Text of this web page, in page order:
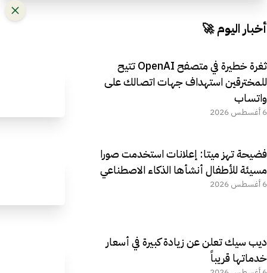
أخبار اليوم 🚀
ثغرة خطيرة في متصفح OpenAI تتيح
للمخترقين استهداف جهات اتصالك على
واتساب
6 أغسطس 2026
فضيحة تهز ميتا: إعلانات استخدمت صورا
مسيئة للأطفال أنشأها الذكاء الاصطناعي
6 أغسطس 2026
ديب سيك تعلن عن زيادة كبيرة في أسعار
خدماتها قريباً